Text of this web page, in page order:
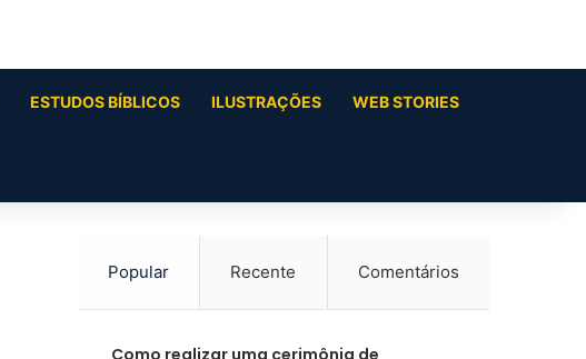
ESTUDOS BÍBLICOS ILUSTRAÇÕES WEB STORIES
Popular Recente Comentários
Como realizar uma cerimônia de